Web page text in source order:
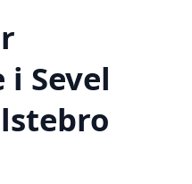
Sevel